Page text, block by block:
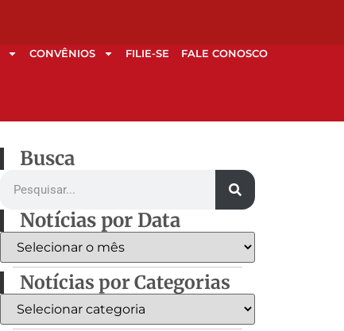
CONVÊNIOS FILIE-SE FALE CONOSCO
Busca
Notícias por Data
Notícias por Categorias